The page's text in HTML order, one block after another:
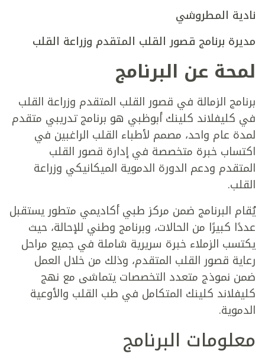
نادية المطروشي
مديرة برنامج قصور القلب المتقدم وزراعة القلب
لمحة عن البرنامج
برنامج الزمالة في قصور القلب المتقدم وزراعة القلب
في كليفلاند كلينك أبوظبي هو برنامج تدريبي متقدم
لمدة عام واحد، مصمم لأطباء القلب الراغبين في
اكتساب خبرة متخصصة في إدارة قصور القلب
المتقدم ودعم الدورة الدموية الميكانيكي وزراعة
القلب.
يُقام البرنامج ضمن مركز طبي أكاديمي متطور يستقبل
عددًا كبيرًا من الحالات، وبرنامج وطني للإحالة، حيث
يكتسب الزملاء خبرة سريرية شاملة في جميع مراحل
رعاية قصور القلب المتقدم، وذلك من خلال العمل
ضمن نموذج متعدد التخصصات يتماشى مع نهج
كليفلاند كلينك المتكامل في طب القلب والأوعية
الدموية.
معلومات البرنامج